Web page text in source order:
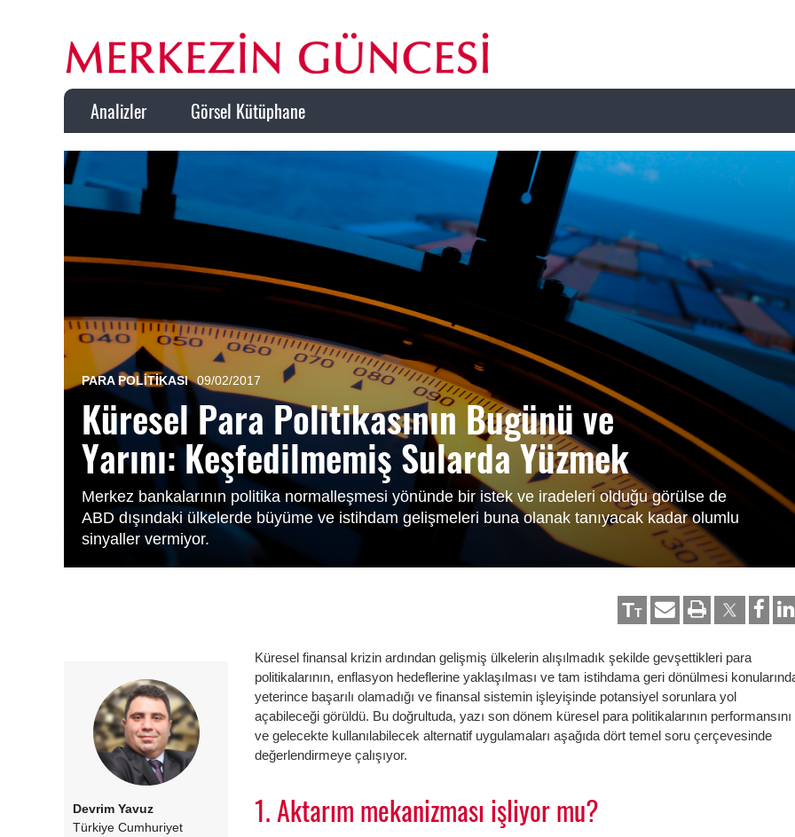
Analizler Görsel Kütüphane
PARA POLITIKASI 09/02/2017
Küresel Para Politikasının Bugünü ve
Yarını: Keşfedilmemiş Sularda Yüzmek
Merkez bankalarının politika normalleşmesi yönünde bir istek ve iradeleri olduğu görülse de
ABD dışındaki ülkelerde büyüme ve istihdam gelişmeleri buna olanak tanıyacak kadar olumlu
sinyaller vermiyor.
TT
Devrim Yavuz
Türkiye Cumhuriyet
Küresel finansal krizin ardından gelişmiş ülkelerin alışılmadık şekilde gevşettikleri para
politikalarının, enflasyon hedeflerine yaklaşılması ve tam istihdama geri dönülmesi
yeterince başarılı olamadığı ve finansal sistemin işleyişinde potansiyel sorunlara yol
açabileceği görüldü. Bu doğrultuda, yazı son dönem küresel para politikalarının performansını
ve gelecekte kullanılabilecek alternatif uygulamaları aşağıda dört temel soru çerçevesinde
değerlendirmeye çalışıyor.
1. Aktarım mekanizması işliyor mu?